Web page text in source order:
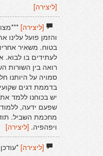
[ליצירה]
[ליצירה]
והזמן פועל עלינו
בטוח. משאיר
לעתידים בו לבוא.
רואה בין השורות
סמויה על היותנו
בדממת דגים
יש בכוחנו ללמד
שפעם ידעה,
מחכמת השביל.
ויפהפיה.[ליצירה]
[ליצירה]